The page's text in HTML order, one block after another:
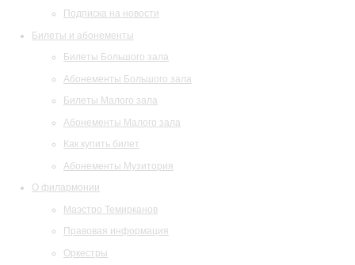
Подписка на новости
Билеты и абонементы
Билеты Большого зала
Абонементы Большого зала
Билеты Малого зала
Абонементы Малого зала
Как купить билет
Абонементы Музитория
О филармонии
Маэстро Темирканов
Правовая информация
Оркестры